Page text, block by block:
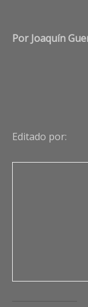
Por Joaquín
Editado por: